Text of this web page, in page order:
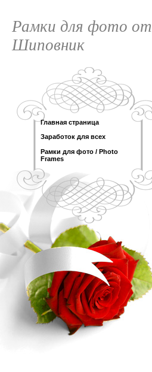
Рамки для фото от
Шиповник
Главная страница
Заработок для всех
Рамки для фото / Photo
Frames